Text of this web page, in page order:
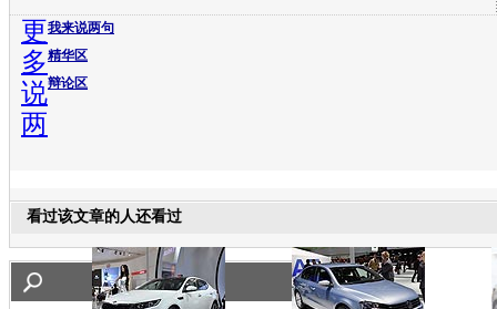
我来说两句
精华区
辩论区
更
多
说
两
看过该文章的人还看过